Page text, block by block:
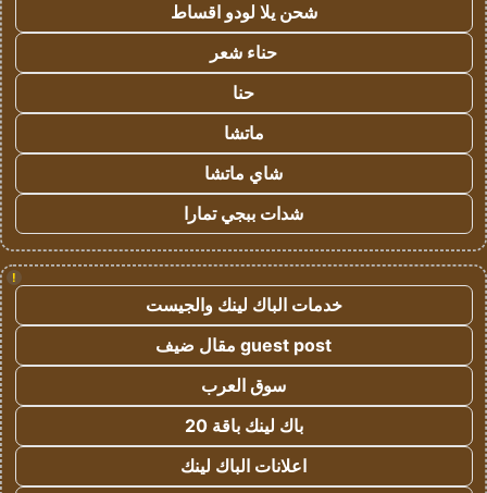
شحن يلا لودو اقساط
حناء شعر
حنا
ماتشا
شاي ماتشا
شدات ببجي تمارا
!
خدمات الباك لينك والجيست
guest post مقال ضيف
سوق العرب
باك لينك باقة 20
اعلانات الباك لينك